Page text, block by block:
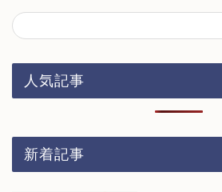
人気記事
新着記事